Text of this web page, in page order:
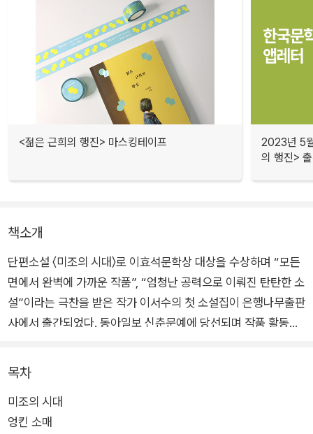
<젊은 근희의 행진> 마스킹테이프
2023년 5
의 행진>
책소개
단편소설 〈미조의 시대〉로 이효석문학상 대상을 수상하며 “모든
면에서 완벽에 가까운 작품”, “엄청난 공력으로 이뤄진 탄탄한 소
설”이라는 극찬을 받은 작가 이서수의 첫 소설집이 은행나무출판
사에서 출간되었다. 동아일보 신춘문예에 당선되며 작품 활동을
청년문학상을 수상, “시대의 초상”을 핍진하게 그려낸 작품들로
독자와 평단의 호평을 받아왔다. 그리고 2023년, 단편소설 〈젊
은 근희의 행진〉으로 제14회 젊은작가상을 수상하며 그 입지를
단단하게 굳힌다.
목차
미조의 시대
엉킨 소매